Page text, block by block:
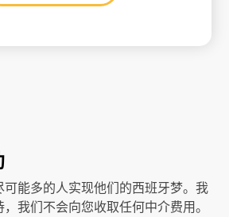
能多的人实现他们的西班牙梦。我
我们不会向您收取任何中介费用。